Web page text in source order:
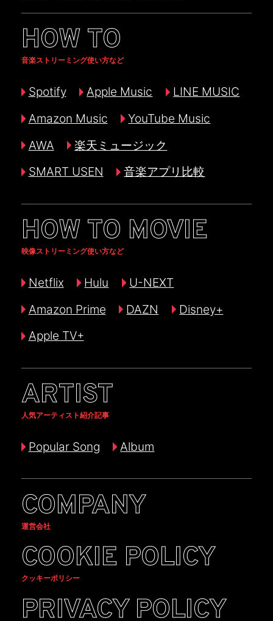
HOW TO
音楽ストリーミング使い方など
Spotify Apple Music
LINE MUSIC
Amazon Music
YouTube Music
AWA
楽天ミュージック
SMART USEN
音楽アプリ比較
HOW TO MOVIE
映像ストリーミング使い方など
Netflix Hulu
U-NEXT
Amazon Prime
DAZN
Disney+
Apple TV+
ARTIST
人気アーティスト紹介記事
Popular Song Album
COMPANY
運営会社
COOKIE POLICY
クッキーポリシー
PRIVACY POLICY